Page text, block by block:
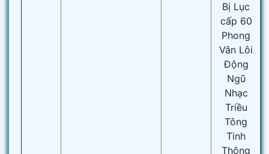
Bị Lục
cấp 60
Phong
Vân Lôi
Động
Ngũ
Nhạc
Triều
Tông
Tinh
Thông